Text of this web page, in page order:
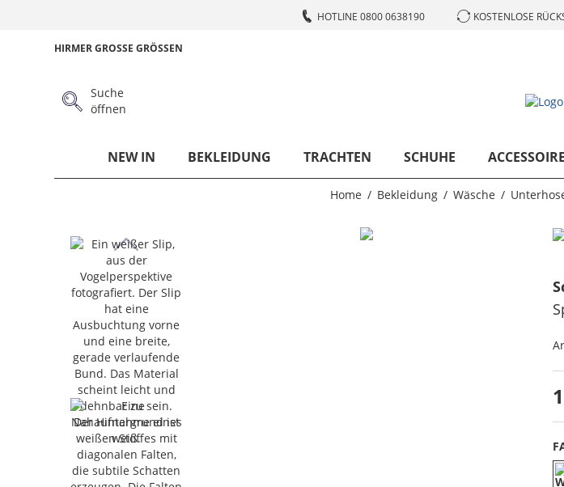
HOTLINE 0800 0638190 KOSTENLOSE
HIRMER GROSSE GRÖSSEN
Suche
öffnen
NEW IN BEKLEIDUNG TRACHTEN SCHUHE
Home Bekleidung Wäsche